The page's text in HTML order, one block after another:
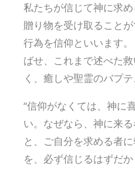
私たちが信じて神に求
贈り物を受け取ること
行為を信仰といいます
ばせ、これまで述べた
く、癒しや聖霊のバプ
“信仰がなくては、神に
い。なぜなら、神に来
と、ご自分を求める者
を、必ず信じるはずだ